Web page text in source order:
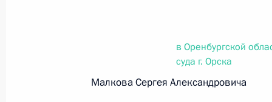
Федеральный закон от
в Оренбургской
суда г. Орска
Малкова Сергея Александровича